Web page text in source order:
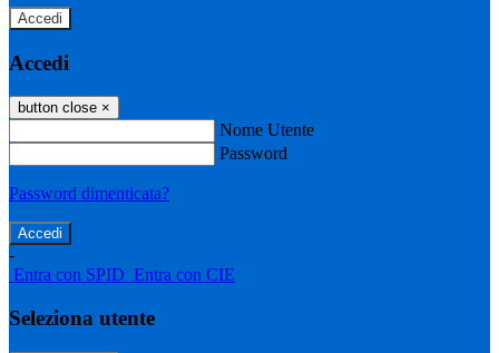
Accedi
Accedi
button close ×
Nome Utente
Password
Password dimenticata?
-
Entra con SPID Entra con CIE
Seleziona utente